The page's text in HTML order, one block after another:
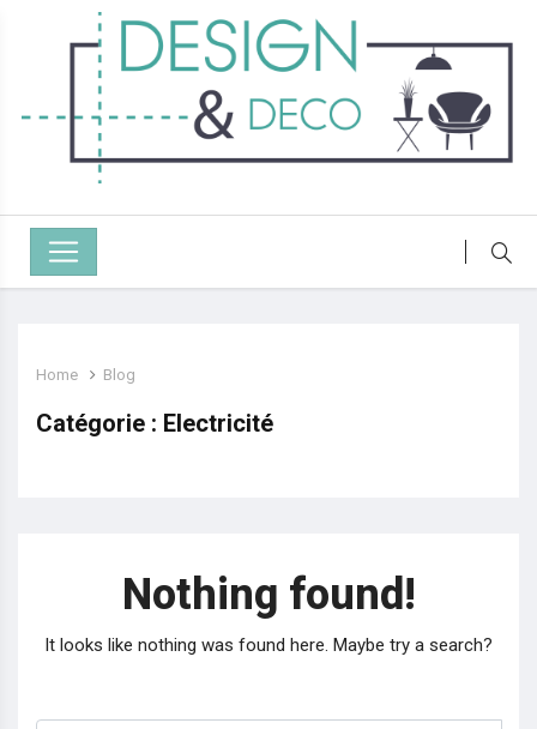
Home Blog
Catégorie : Electricité
Nothing found!
It looks like nothing was found here. Maybe try a search?